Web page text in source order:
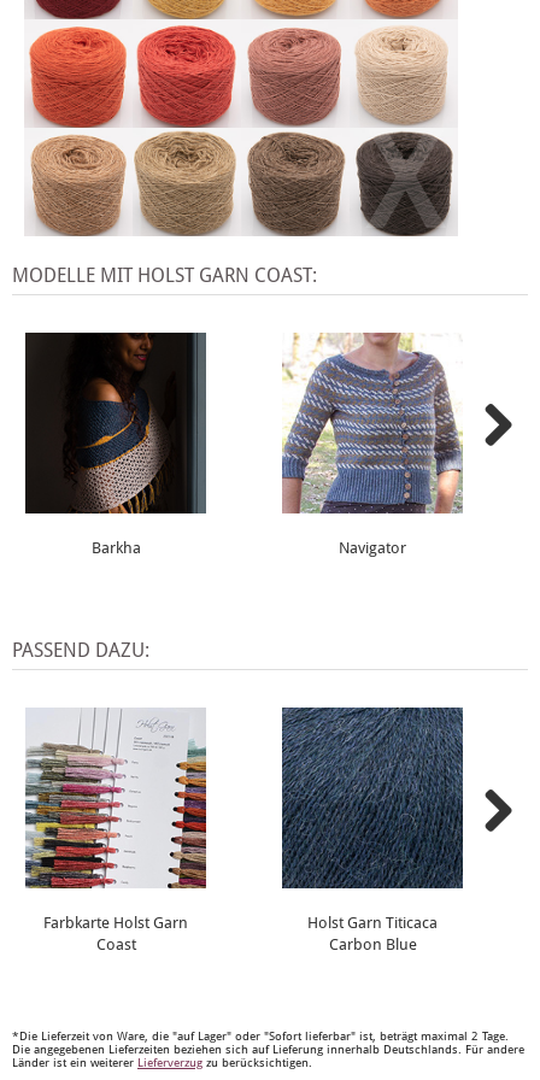
X
MODELLE MIT HOLST GARN COAST:
Barkha Navigator
PASSEND DAZU:
Farbkarte Holst Garn
Coast
Holst Garn Titicaca
Carbon Blue
*Die Lieferzeit von Ware, die "auf Lager" oder "Sofort lieferbar" ist, beträgt maximal 2 Tage.
Die angegebenen Lieferzeiten beziehen sich auf Lieferung innerhalb Deutschlands. Für andere
Länder ist ein weiterer Lieferverzug zu berücksichtigen.